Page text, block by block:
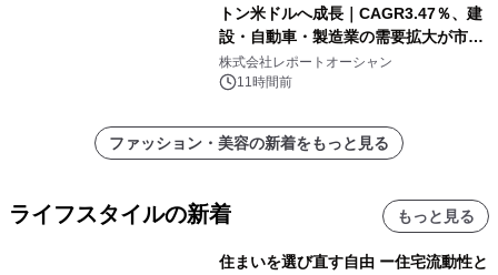
トン米ドルへ成長｜CAGR3.47％、建
設・自動車・製造業の需要拡大が市場
を牽引
株式会社レポートオーシャン
11時間前
ファッション・美容の新着をもっと見る
ライフスタイルの新着 もっと見る
住まいを選び直す自由 ー住宅流動性と